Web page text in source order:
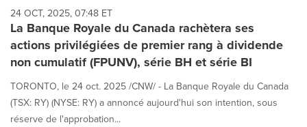
24 OCT, 2025, 07:48 ET
La Banque Royale du Canada rachètera ses
actions privilégiées de premier rang à dividende
non cumulatif (FPUNV), série BH et série BI
TORONTO, le 24 oct. 2025 /CNW/ - La Banque Royale du Canada
(TSX: RY) (NYSE: RY) a annoncé aujourd'hui son intention, sous
réserve de l'approbation...